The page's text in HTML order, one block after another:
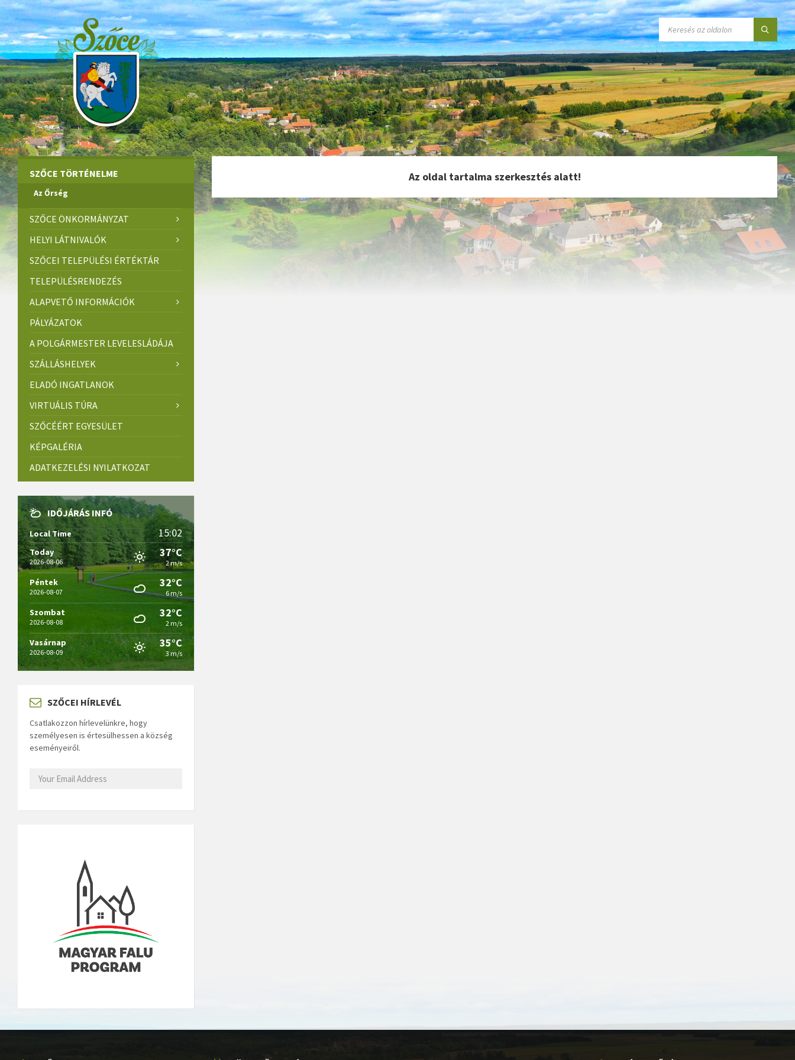
Skip
to
content
Skip
to
left
sidebar
Skip
to
footer
SEARCH:
Az oldal tartalma szerkesztés alatt!
SZŐCE TÖRTÉNELME
Az Őrség
SZŐCE ÖNKORMÁNYZAT
HELYI LÁTNIVALÓK
SZŐCEI TELEPÜLÉSI ÉRTÉKTÁR
TELEPÜLÉSRENDEZÉS
ALAPVETŐ INFORMÁCIÓK
PÁLYÁZATOK
A POLGÁRMESTER LEVELESLÁDÁJA
SZÁLLÁSHELYEK
ELADÓ INGATLANOK
VIRTUÁLIS TÚRA
SZŐCÉÉRT EGYESÜLET
KÉPGALÉRIA
ADATKEZELÉSI NYILATKOZAT
IDŐJÁRÁS INFÓ
Local Time 15:02
Today
2026-08-06
37°C
2 m/s
Péntek
2026-08-07
32°C
6 m/s
Szombat
2026-08-08
32°C
2 m/s
Vasárnap
2026-08-09
35°C
3 m/s
SZŐCEI HÍRLEVÉL
Csatlakozzon hírlevelünkre, hogy
személyesen is értesülhessen a község
eseményeiről.